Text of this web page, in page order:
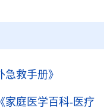
急救手册》
《家庭医学百科-医疗